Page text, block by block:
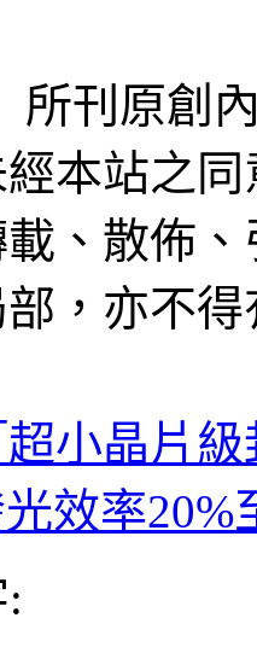
所刊原創
本站之
、散佈
，亦不
小晶片
效率20%